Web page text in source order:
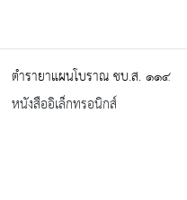
ตำรายาแผนโบราณ ชบ.ส. ๑๑๔
หนังสืออิเล็กทรอนิกส์